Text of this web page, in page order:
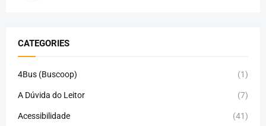
CATEGORIES
4Bus (Buscoop) (1)
A Dúvida do Leitor (7)
Acessibilidade (41)